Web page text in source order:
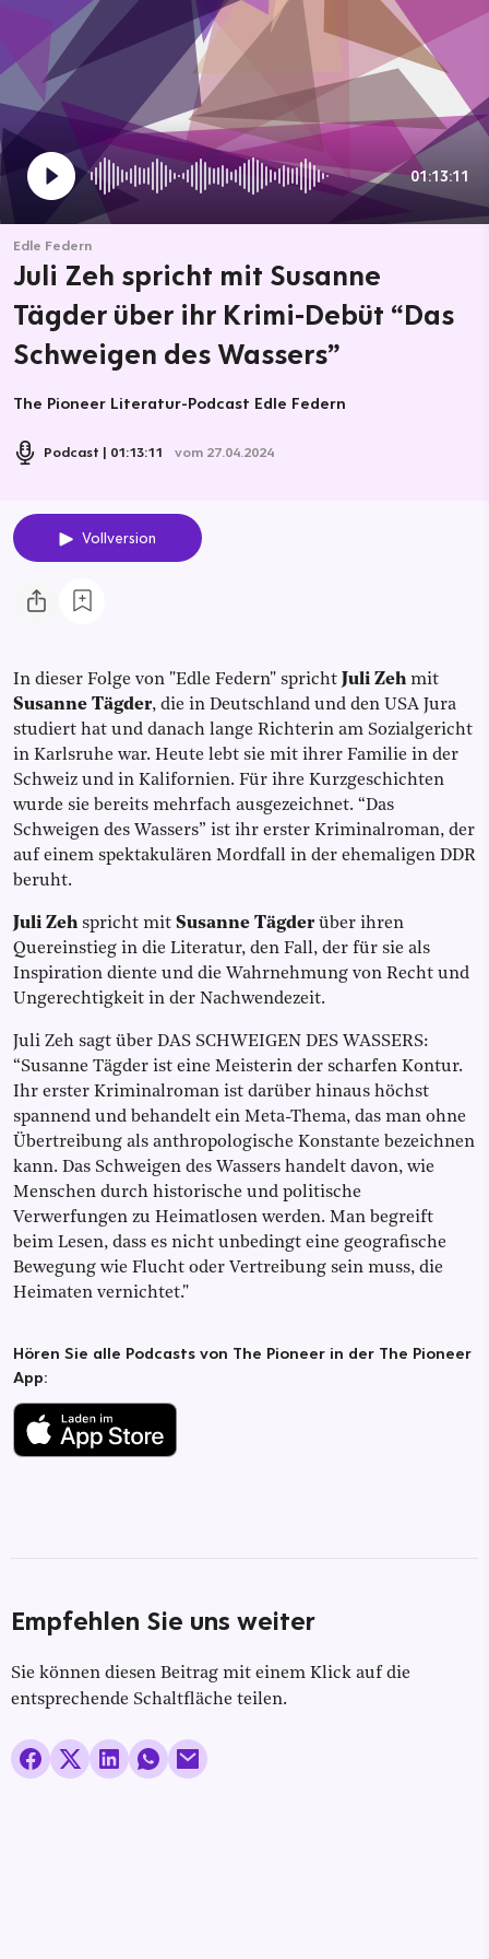
01:13:11
Edle Federn
Juli Zeh spricht mit Susanne
Tägder über ihr Krimi-Debüt “Das
Schweigen des Wassers”
The Pioneer Literatur-Podcast Edle Federn
Podcast 01:13:11 vom 27.04.2024
Vollversion
In dieser Folge von "Edle Federn" spricht Juli Zeh mit
Susanne Tägder, die in Deutschland und den USA Jura
studiert hat und danach lange Richterin am Sozialgericht
in Karlsruhe war. Heute lebt sie mit ihrer Familie in der
Schweiz und in Kalifornien. Für ihre Kurzgeschichten
wurde sie bereits mehrfach ausgezeichnet. “Das
Schweigen des Wassers” ist ihr erster Kriminalroman, der
auf einem spektakulären Mordfall in der ehemaligen DDR
beruht.
Juli Zeh spricht mit Susanne Tägderüber ihren
Quereinstieg in die Literatur, den Fall, der für sie als
Inspiration diente und die Wahrnehmung von Recht und
Ungerechtigkeit in der Nachwendezeit.
Juli Zeh sagt über DAS SCHWEIGEN DES WASSERS:
“Susanne Tägder ist eine Meisterin der scharfen Kontur.
Ihr erster Kriminalroman ist darüber hinaus höchst
spannend und behandelt ein Meta-Thema, das man ohne
Übertreibung als anthropologische Konstante bezeichnen
kann. Das Schweigen des Wassers handelt davon, wie
Menschen durch historische und politische
Verwerfungen zu Heimatlosen werden. Man begreift
beim Lesen, dass es nicht unbedingt eine geografische
Bewegung wie Flucht oder Vertreibung sein muss, die
Heimaten vernichtet."
Hören Sie alle Podcasts von The Pioneer in der The Pioneer
App:
Empfehlen Sie uns weiter
Sie können diesen Beitrag mit einem Klick auf die
entsprechende Schaltfläche teilen.